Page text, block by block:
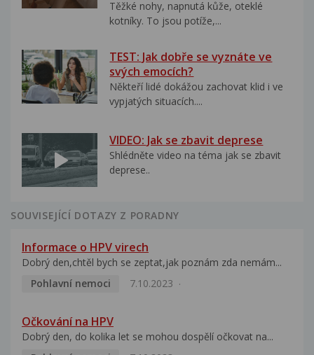
Těžké nohy, napnutá kůže, oteklé
kotníky. To jsou potíže,...
TEST: Jak dobře se vyznáte ve
svých emocích?
Někteří lidé dokážou zachovat klid i ve
vypjatých situacích....
VIDEO: Jak se zbavit deprese
Shlédněte video na téma jak se zbavit
deprese..
SOUVISEJÍCÍ DOTAZY Z PORADNY
Informace o HPV virech
Dobrý den,chtěl bych se zeptat,jak poznám zda nemám...
Pohlavní nemoci
7.10.2023
Očkování na HPV
Dobrý den, do kolika let se mohou dospělí očkovat na...